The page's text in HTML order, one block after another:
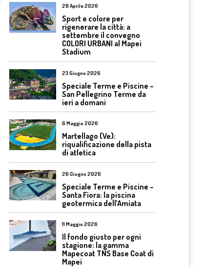
28 Aprile 2026
Sport e colore per
rigenerare la città: a
settembre il convegno
COLORI URBANI al Mapei
Stadium
23 Giugno 2026
Speciale Terme e Piscine –
San Pellegrino Terme da
ieri a domani
6 Maggio 2026
Martellago (Ve):
riqualificazione della pista
di atletica
26 Giugno 2026
Speciale Terme e Piscine –
Santa Fiora: la piscina
geotermica dell’Amiata
11 Maggio 2026
Il fondo giusto per ogni
stagione: la gamma
Mapecoat TNS Base Coat di
Mapei